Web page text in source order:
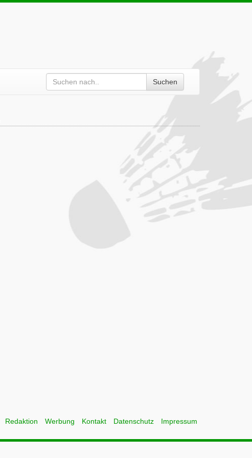
Suchen
Redaktion Werbung Kontakt Datenschutz Impressum